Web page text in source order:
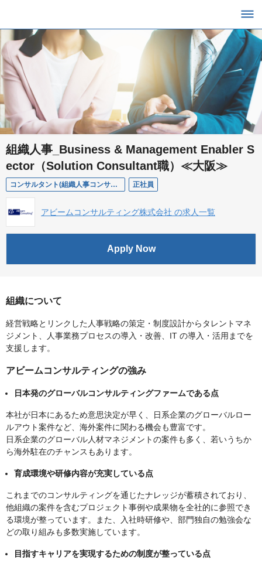
組織人事_Business & Management Enabler S
ector（Solution Consultant職）≪大阪≫
コンサルタント(組織人事コンサルタント／大阪勤務) 正社員
アビームコンサルティング株式会社 の求人一覧
Apply Now
組織について
経営戦略とリンクした人事戦略の策定・制度設計からタレントマネ
ジメント、人事業務プロセスの導入・改善、IT の導入・活用までを
支援します。
アビームコンサルティングの強み
日本発のグローバルコンサルティングファームである点
本社が日本にあるため意思決定が早く、日系企業のグローバルロー
ルアウト案件など、海外案件に関わる機会も豊富です。
日系企業のグローバル人材マネジメントの案件も多く、若いうちか
ら海外駐在のチャンスもあります。
育成環境や研修内容が充実している点
これまでのコンサルティングを通じたナレッジが蓄積されており、
他組織の案件を含むプロジェクト事例や成果物を全社的に参照でき
る環境が整っています。また、入社時研修や、部門独自の勉強会な
どの取り組みも多数実施しています。
目指すキャリアを実現するための制度が整っている点